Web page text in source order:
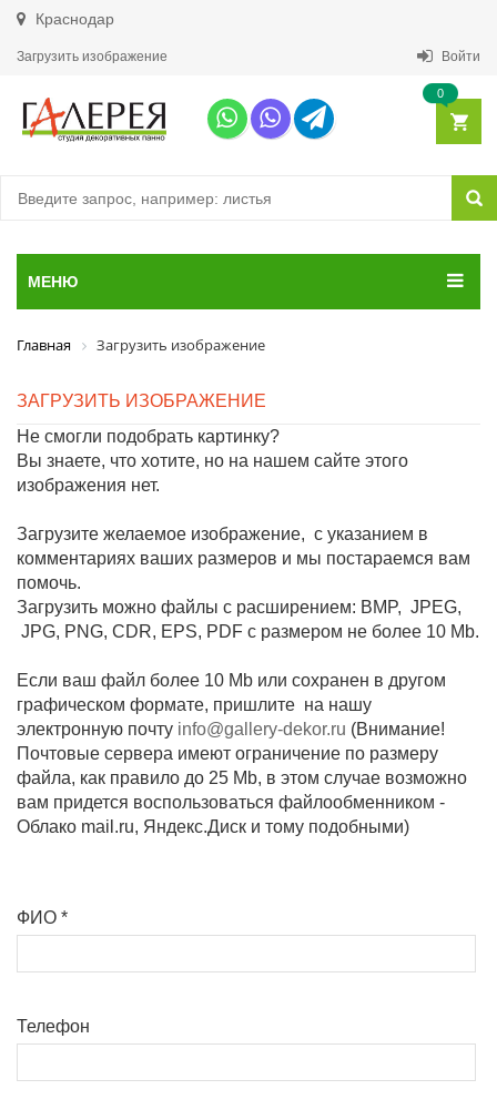
Краснодар
Загрузить изображение Войти
0
МЕНЮ
Главная Загрузить изображение
ЗАГРУЗИТЬ ИЗОБРАЖЕНИЕ
Не смогли подобрать картинку?
Вы знаете, что хотите, но на нашем сайте этого
изображения нет.
Загрузите желаемое изображение, с указанием в
комментариях ваших размеров и мы постараемся вам
помочь.
Загрузить можно файлы с расширением: BMP, JPEG,
JPG, PNG, CDR, EPS, PDF с размером не более 10 Mb.
Если ваш файл более 10 Mb или сохранен в другом
графическом формате, пришлите на нашу
электронную почту info@gallery-dekor.ru (Внимание!
Почтовые сервера имеют ограничение по размеру
файла, как правило до 25 Mb, в этом случае возможно
вам придется воспользоваться файлообменником -
Облако mail.ru, Яндекс.Диск и тому подобными)
ФИО *
Телефон